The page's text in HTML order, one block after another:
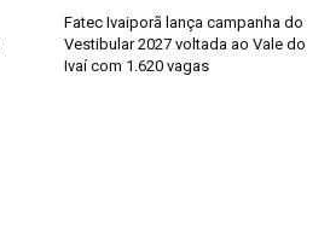
Fatec Ivaiporã lança campanha do
Vestibular 2027 voltada ao Vale do
Ivaí com 1.620 vagas